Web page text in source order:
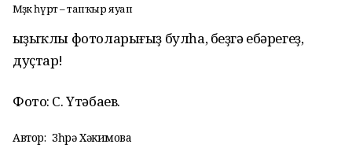
Мәҙәк һүрәт – тапҡыр яуап
Ҡыҙыҡлы фотоларығыҙ булһа, беҙгә ебәрегеҙ,
дуҫтар!
Фото: С. Үтәбаев.
Автор: Зөһрә Хәкимова